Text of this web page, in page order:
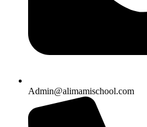
Admin@alimamischool.com